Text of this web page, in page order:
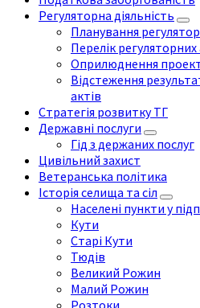
Регуляторна діяльність
Планування
Перелік регуляторних
Оприлюднення
Відстеження
актів
Стратегія розвитку ТГ
Державні послуги
Гід з держаних послуг
Цивільний захист
Ветеранська політика
Історія селища та сіл
Населені пункти у
Кути
Старі Кути
Тюдів
Великий Рожин
Малий Рожин